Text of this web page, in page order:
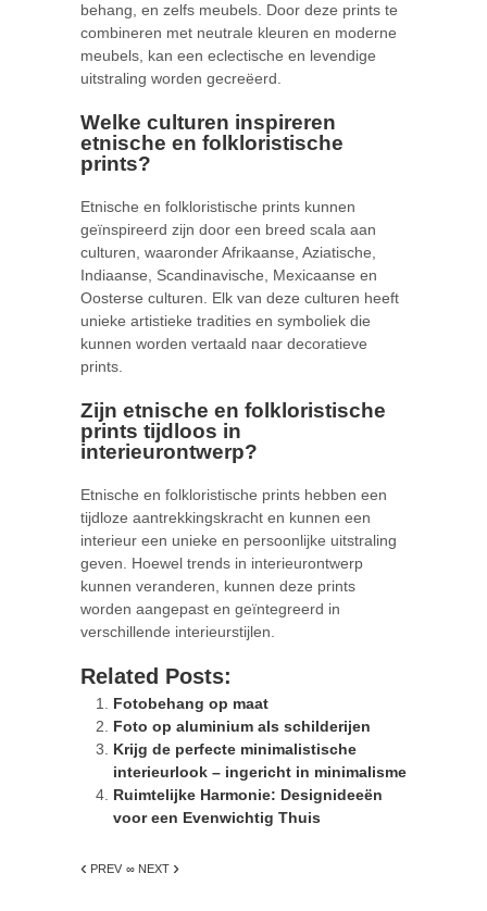
behang, en zelfs meubels. Door deze prints te
combineren met neutrale kleuren en moderne
meubels, kan een eclectische en levendige
uitstraling worden gecreëerd.
Welke culturen inspireren
etnische en folkloristische
prints?
Etnische en folkloristische prints kunnen
geïnspireerd zijn door een breed scala aan
culturen, waaronder Afrikaanse, Aziatische,
Indiaanse, Scandinavische, Mexicaanse en
Oosterse culturen. Elk van deze culturen heeft
unieke artistieke tradities en symboliek die
kunnen worden vertaald naar decoratieve
prints.
Zijn etnische en folkloristische
prints tijdloos in
interieurontwerp?
Etnische en folkloristische prints hebben een
tijdloze aantrekkingskracht en kunnen een
interieur een unieke en persoonlijke uitstraling
geven. Hoewel trends in interieurontwerp
kunnen veranderen, kunnen deze prints
worden aangepast en geïntegreerd in
verschillende interieurstijlen.
Related Posts:
Fotobehang op maat
Foto op aluminium als schilderijen
Krijg de perfecte minimalistische
interieurlook – ingericht in minimalisme
Ruimtelijke Harmonie: Designideeën
voor een Evenwichtig Thuis
‹ PREV ∞ NEXT ›